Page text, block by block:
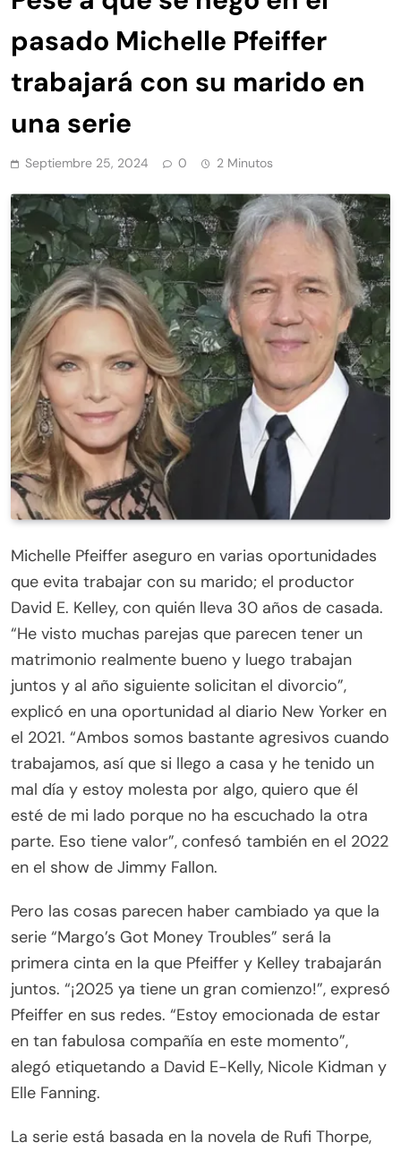
pasado Michelle Pfeiffer
trabajará con su marido en
una serie
Septiembre 25, 2024 0 2 Minutos
Michelle Pfeiffer aseguro en varias oportunidades
que evita trabajar con su marido; el productor
David E. Kelley, con quién lleva 30 años de casada.
“He visto muchas parejas que parecen tener un
matrimonio realmente bueno y luego trabajan
juntos y al año siguiente solicitan el divorcio”,
explicó en una oportunidad al diario New Yorker en
el 2021. “Ambos somos bastante agresivos cuando
trabajamos, así que si llego a casa y he tenido un
mal día y estoy molesta por algo, quiero que él
esté de mi lado porque no ha escuchado la otra
parte. Eso tiene valor”, confesó también en el 2022
en el show de Jimmy Fallon.
Pero las cosas parecen haber cambiado ya que la
serie “Margo’s Got Money Troubles” será la
primera cinta en la que Pfeiffer y Kelley trabajarán
juntos. “¡2025 ya tiene un gran comienzo!”, expresó
Pfeiffer en sus redes. “Estoy emocionada de estar
en tan fabulosa compañía en este momento”,
alegó etiquetando a David E-Kelly, Nicole Kidman y
Elle Fanning.
La serie está basada en la novela de Rufi Thorpe,